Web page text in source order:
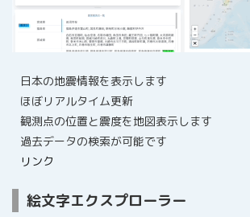
日本の地震情報を表示します
ほぼリアルタイム更新
観測点の位置と震度を地図表示します
過去データの検索が可能です
リンク
絵文字エクスプローラー